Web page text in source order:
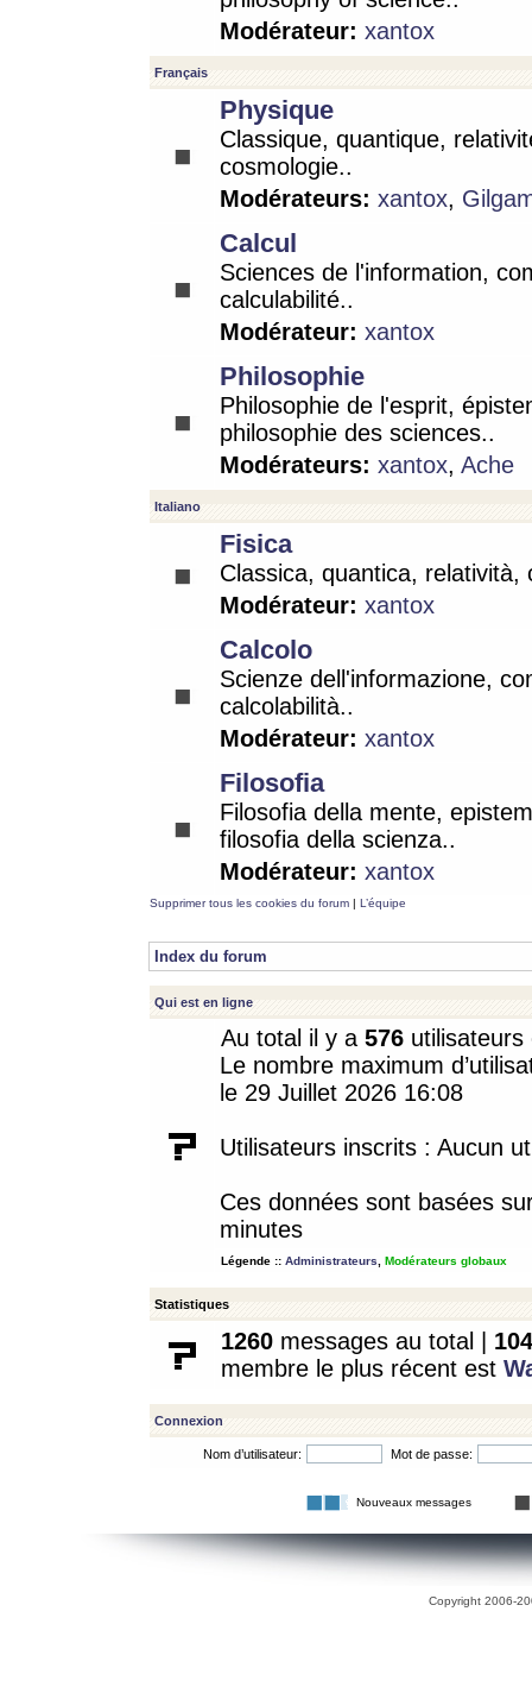
Modérateur: xantox
Français
Physique
Classique, quantique,
cosmologie..
Modérateurs: xantox,
Calcul
Sciences de l'information,
calculabilité..
Modérateur: xantox
Philosophie
Philosophie de l'esprit,
philosophie des sciences..
Modérateurs: xantox, Ache
Italiano
Fisica
Classica, quantica, relatività,
Modérateur: xantox
Calcolo
Scienze dell'informazione,
calcolabilità..
Modérateur: xantox
Filosofia
Filosofia della mente,
filosofia della scienza..
Modérateur: xantox
Supprimer tous les cookies du forum | L’équipe
Index du forum
Qui est en ligne
Au total il y a 576
Le nombre maximum
le 29 Juillet 2026 16:08
Utilisateurs inscrits : Aucun
Ces données sont basées
minutes
Légende :: Administrateurs Modérateurs globaux
Statistiques
1260 messages au total | 104
membre le plus récent est
Connexion
Nom d’utilisateur: Mot de passe:
Nouveaux messages
Copyright 2006-